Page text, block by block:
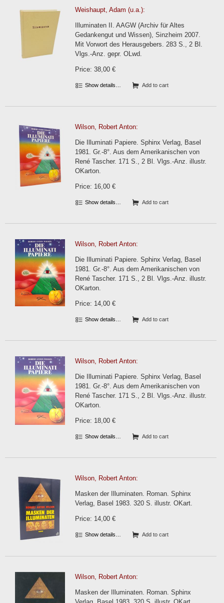
Weishaupt, Adam (u.a.):
Illuminaten II. AAGW (Archiv für Altes
Gedankengut und Wissen), Sinzheim 2007.
Mit Vorwort des Herausgebers. 283 S., 2 Bl.
Vlgs.-Anz. gepr. OLwd.
Price: 38,00 €
Show details… Add to cart
Wilson, Robert Anton:
Die Illuminati Papiere. Sphinx Verlag, Basel
1981. Gr.-8°. Aus dem Amerikanischen von
René Tascher. 171 S., 2 Bl. Vlgs.-Anz. illustr.
OKarton.
Price: 16,00 €
Show details… Add to cart
Wilson, Robert Anton:
Die Illuminati Papiere. Sphinx Verlag, Basel
1981. Gr.-8°. Aus dem Amerikanischen von
René Tascher. 171 S., 2 Bl. Vlgs.-Anz. illustr.
OKarton.
Price: 14,00 €
Show details… Add to cart
Wilson, Robert Anton:
Die Illuminati Papiere. Sphinx Verlag, Basel
1981. Gr.-8°. Aus dem Amerikanischen von
René Tascher. 171 S., 2 Bl. Vlgs.-Anz. illustr.
OKarton.
Price: 18,00 €
Show details… Add to cart
Wilson, Robert Anton:
Masken der Illuminaten. Roman. Sphinx
Verlag, Basel 1983. 320 S. illustr. OKart.
Price: 14,00 €
Show details… Add to cart
Wilson, Robert Anton:
Masken der Illuminaten. Roman. Sphinx
Verlag, Basel 1983. 320 S. illustr. OKart.